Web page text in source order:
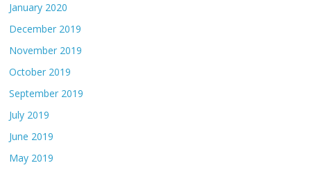
January 2020
December 2019
November 2019
October 2019
September 2019
July 2019
June 2019
May 2019